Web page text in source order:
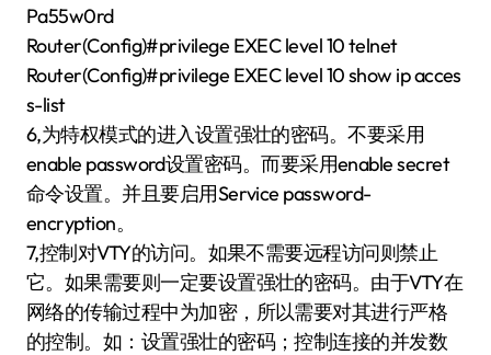
Pa55w0rd
Router(Config)#privilege EXEC level 10 telnet
Router(Config)#privilege EXEC level 10 show ip acces
s-list
6,为特权模式的进入设置强壮的密码。不要采用
enable password设置密码。而要采用enable secret
命令设置。并且要启用Service password-
encryption。
7,控制对VTY的访问。如果不需要远程访问则禁止
它。如果需要则一定要设置强壮的密码。由于VTY在
网络的传输过程中为加密，所以需要对其进行严格
的控制。如：设置强壮的密码；控制连接的并发数